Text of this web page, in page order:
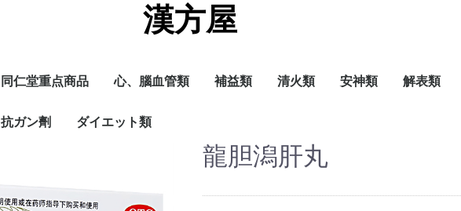
漢方屋
同仁堂重点商品 心、腦血管類 補益類 清火類 安神類 解表類
抗ガン劑 ダイエット類
龍胆潟肝丸